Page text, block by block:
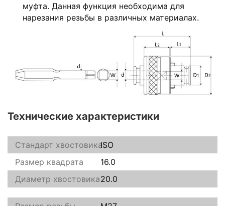
муфта. Данная функция необходима для
нарезания резьбы в различных материалах.
Технические характеристики
Стандарт хвостовикаISO
Размер квадрата
16.0
Диаметр хвостовика20.0